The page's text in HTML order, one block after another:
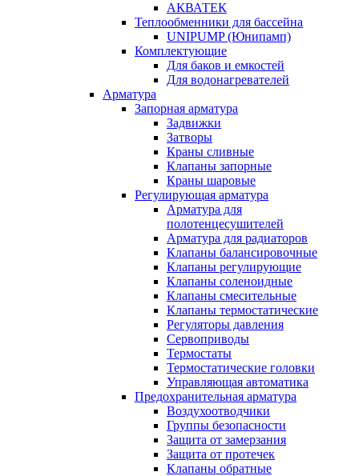
АКВАТЕК
Теплообменники для бассейна
UNIPUMP (Юнипамп)
Комплектующие
Для баков и емкостей
Для водонагревателей
Арматура
Запорная арматура
Задвижки
Затворы
Краны сливные
Клапаны запорные
Краны шаровые
Регулирующая арматура
Арматура для
полотенцесушителей
Арматура для радиаторов
Клапаны балансировочные
Клапаны регулирующие
Клапаны соленоидные
Клапаны смесительные
Клапаны термостатические
Регуляторы давления
Сервоприводы
Термостаты
Термостатические головки
Управляющая автоматика
Предохранительная арматура
Воздухоотводчики
Группы безопасности
Защита от замерзания
Защита от протечек
Клапаны обратные